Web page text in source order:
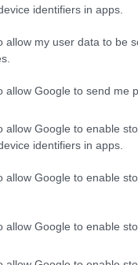
identifiers in apps.
allow my user data to be
allow Google to send me
allow Google to enable
identifiers in apps.
allow Google to enable
allow Google to enable
Φαγητό
σε γνωστό